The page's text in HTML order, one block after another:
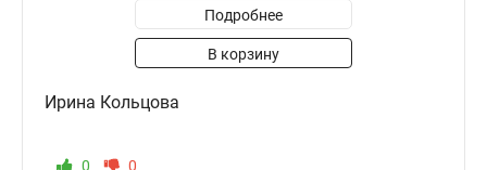
Подробнее
В корзину
Ирина Кольцова
0 0